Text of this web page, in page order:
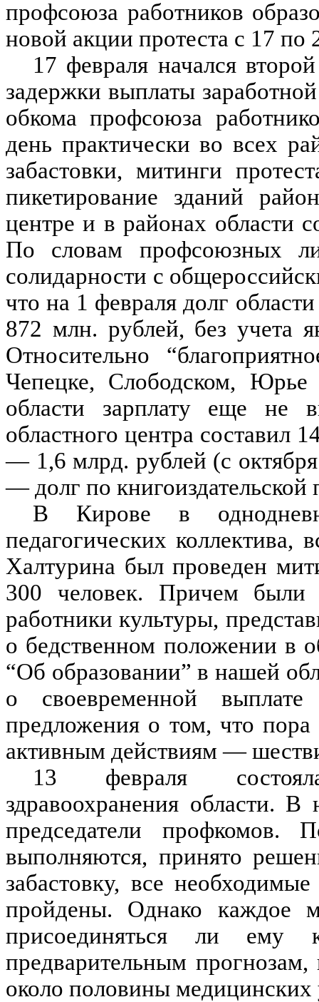
профсоюза работников
новой акции протеста с 17 по
17 февраля начался
задержки выплаты
обкома профсоюза
день практически во всех
забастовки, митинги
пикетирование зданий
центре и в районах области
По словам профсоюзных
солидарности с
что на 1 февраля долг
872 млн. рублей, без учета
Относительно
Чепецке, Слободском,
области зарплату еще не
областного центра составил
— 1,6 млрд. рублей (с
— долг по книгоиздательской
В Кирове в
педагогических коллектива,
Халтурина был проведен
300 человек. Причем
работники культуры,
о бедственном положении в
“Об образовании” в нашей
о своевременной
предложения о том, что
активным действиям —
13 февраля
здравоохранения области.
председатели профкомов.
выполняются, принято
забастовку, все
пройдены. Однако каждое
присоединяться ли
предварительным прогнозам,
около половины медицинских